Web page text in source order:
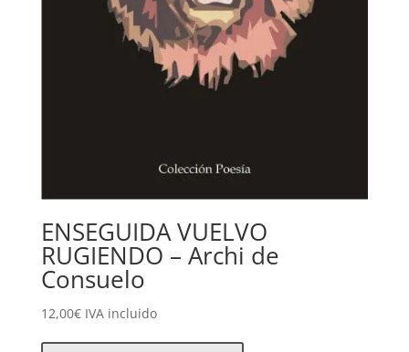
ENSEGUIDA VUELVO
RUGIENDO – Archi de
Consuelo
12,00€ IVA incluido